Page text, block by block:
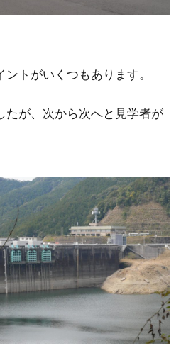
トがいくつもあります。
たが、次から次へと見学者が